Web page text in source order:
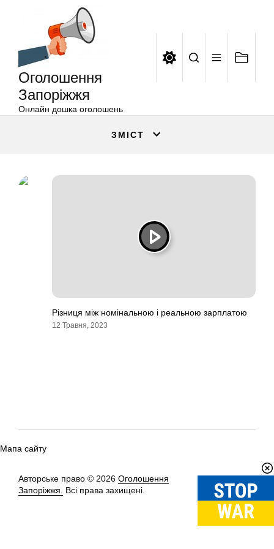
Оголошення
Запоріжжя
Онлайн дошка оголошень
ЗМІСТ
Різниця між номінальною і реальною зарплатою
12 Травня, 2023
Мапа сайту
Авторське право © 2026 Оголошення
Запоріжжя.
Всі права захищені.
Вгору↑